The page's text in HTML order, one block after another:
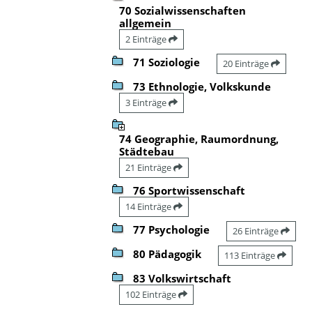
70 Sozialwissenschaften
allgemein
2 Einträge
71 Soziologie 20 Einträge
73 Ethnologie, Volkskunde
3 Einträge
74 Geographie, Raumordnung,
Städtebau
21 Einträge
76 Sportwissenschaft
14 Einträge
77 Psychologie 26 Einträge
80 Pädagogik 113 Einträge
83 Volkswirtschaft
102 Einträge